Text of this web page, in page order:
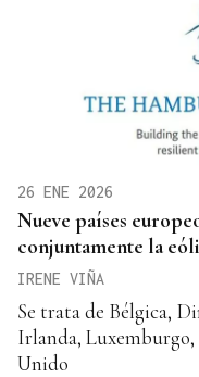
26 ENE 2026
Nueve países
conjuntamente la
IRENE VIÑA
Se trata de Bélgica,
Irlanda, Luxemburgo,
Unido